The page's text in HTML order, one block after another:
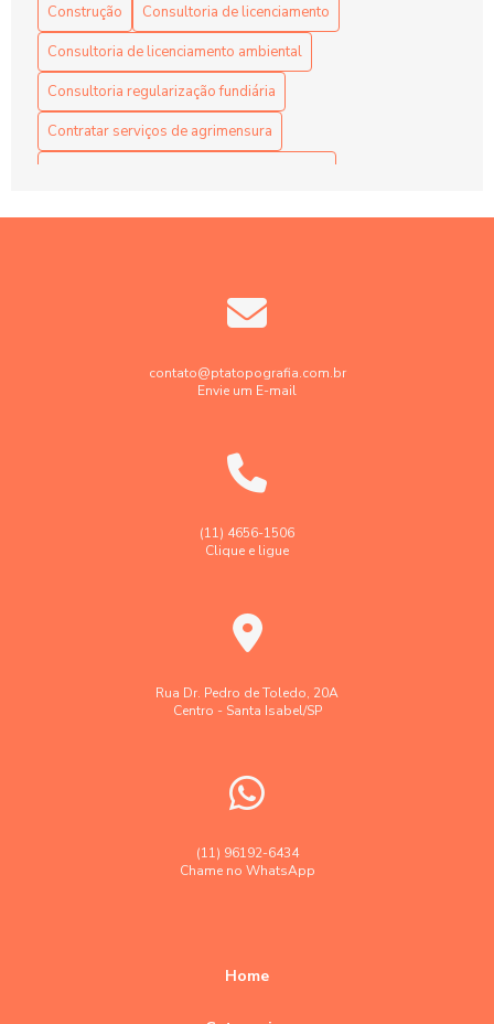
Construção
Consultoria de licenciamento
Consultoria de licenciamento ambiental
Consultoria regularização fundiária
Contratar serviços de agrimensura
Empresa de georreferenciamento de imóveis rurais
Empresa de georreferenciamento de imóvel urbano
Empresa de topografia e georreferenciamento
Empresa faz levantamento topográfico georreferenciado
Georreferenciamento de imóveis rurais em sp
Laudo técnico levantamento aerofotogramétrico
Levantamento aerofotogramétrico
Levantamento topográfico georreferenciado
Levantamento topográfico preço
Orçamento empresa topografia e agrimensura
contato@ptatopografia.com.br
Envie um E-mail
(11) 4656-1506
Clique e ligue
Rua Dr. Pedro de Toledo, 20A
Centro - Santa Isabel/SP
(11) 96192-6434
Chame no WhatsApp
Home